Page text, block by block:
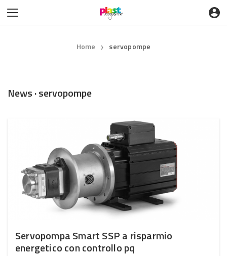
Home ❯ servopompe
News · servopompe
Servopompa Smart SSP a risparmio
energetico con controllo pq